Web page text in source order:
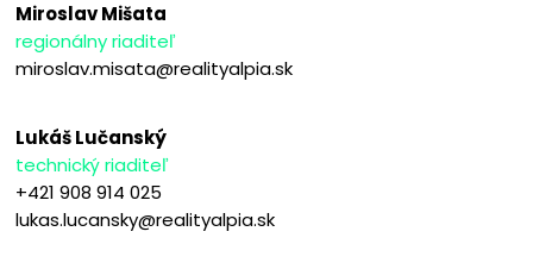
Miroslav Mišata
regionálny riaditeľ
miroslav.misata@realityalpia.sk
Lukáš Lučanský
technický riaditeľ
+421 908 914 025
lukas.lucansky@realityalpia.sk